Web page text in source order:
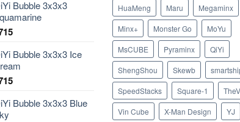
Bubble 3x3x3
Bubble 3x3x3 Ice
Bubble 3x3x3 Blue
HuaMeng
Maru
Megaminx
Minx+
Monster Go
MoYu
MsCUBE
Pyraminx
QiYi
ShengShou
Skewb
SpeedStacks
Square-1
Vin Cube
X-Man Design
YJ